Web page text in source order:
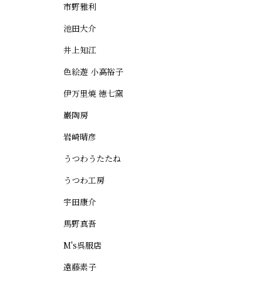
市野雅利
池田大介
井上知江
色絵遊 小高裕子
伊万里焼 徳七窯
巌陶房
岩崎晴彦
うつわうたたね
うつわ工房
宇田康介
馬野真吾
M's呉服店
遠藤素子